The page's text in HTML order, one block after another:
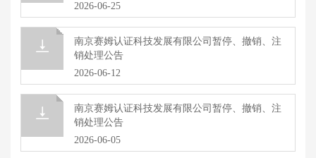
2026-06-25
2026-06-12
南京赛姆认证科技发展有限公司暂停、撤销、注
销处理公告
2026-06-05
南京赛姆认证科技发展有限公司暂停、撤销、注
销处理公告